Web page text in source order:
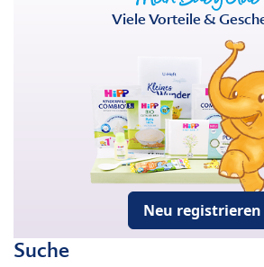
Viele Vorteile &
Neu registrieren
Suche